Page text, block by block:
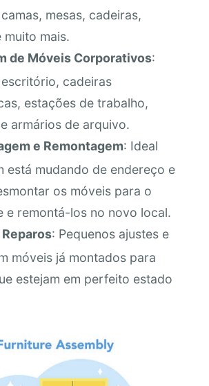
mesas, cadeiras,
muito mais.
de Móveis Corporativos:
cadeiras
estações de trabalho,
armários de arquivo.
e Remontagem: Ideal
está mudando de endereço e
os móveis para o
e remontá-los no novo local.
: Pequenos ajustes e
móveis já montados para
estejam em perfeito estado